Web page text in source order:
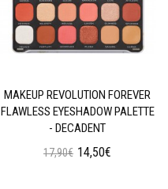
MAKEUP REVOLUTION FOREVER
FLAWLESS EYESHADOW PALETTE
- DECADENT
17,90€ 14,50€